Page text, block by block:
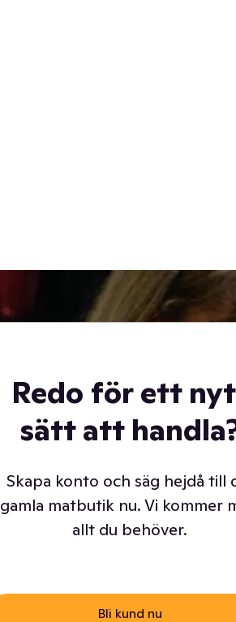
Redo för ett
sätt att
Skapa konto och säg hejdå till
gamla matbutik nu. Vi kommer
allt du behöver.
Bli kund nu